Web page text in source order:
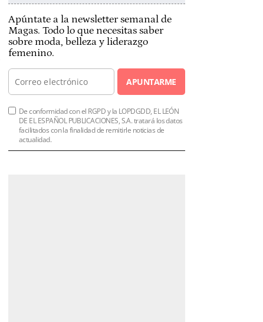
Apúntate a la newsletter semanal de
Magas. Todo lo que necesitas saber
sobre moda, belleza y liderazgo
femenino.
APUNTARME
De conformidad con el RGPD y la LOPDGDD, EL LEÓN
DE EL ESPAÑOL PUBLICACIONES, S.A. tratará los datos
facilitados con la finalidad de remitirle noticias de
actualidad.